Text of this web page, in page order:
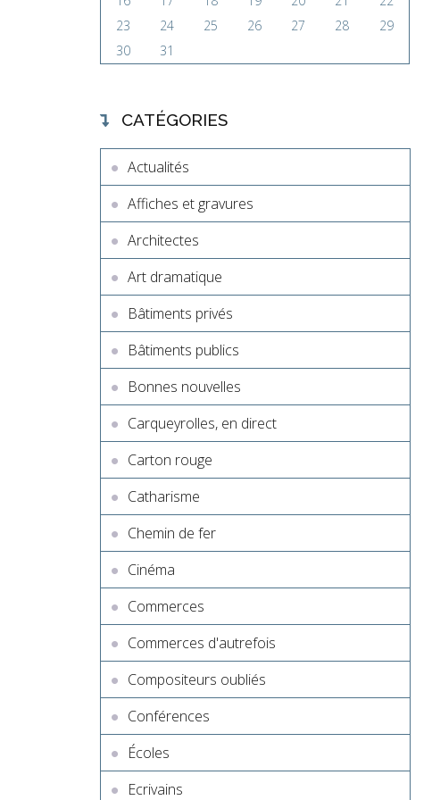
23
24 25 26 27 28
29
30
31
CATÉGORIES
Actualités
Affiches et gravures
Architectes
Art dramatique
Bâtiments privés
Bâtiments publics
Bonnes nouvelles
Carqueyrolles, en direct
Carton rouge
Catharisme
Chemin de fer
Cinéma
Commerces
Commerces d'autrefois
Compositeurs oubliés
Conférences
Écoles
Ecrivains